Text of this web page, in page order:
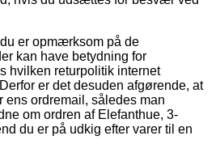
er opmærksom på de
kan have betydning for
hvilken returpolitik internet
er det desuden afgørende, at
ordremail, således man
om ordren af Elefanthue, 3-
du er på udkig efter varer til en